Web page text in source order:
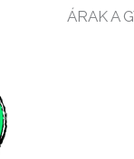
ÁRAK A